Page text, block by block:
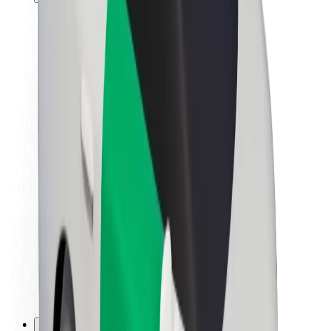
Apie „Bolt“
„Bolt“ tvarumo politika
Projektas „Zero“
Tinklaraštis
Naujienų centras
Prekių ženklo gairės
Misija
Investuotojams
Vadovybė
Prekės ženklas
Žiniasklaidai
„Urban Fund“
Saugumas